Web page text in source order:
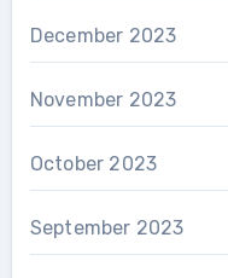
December 2023
November 2023
October 2023
September 2023